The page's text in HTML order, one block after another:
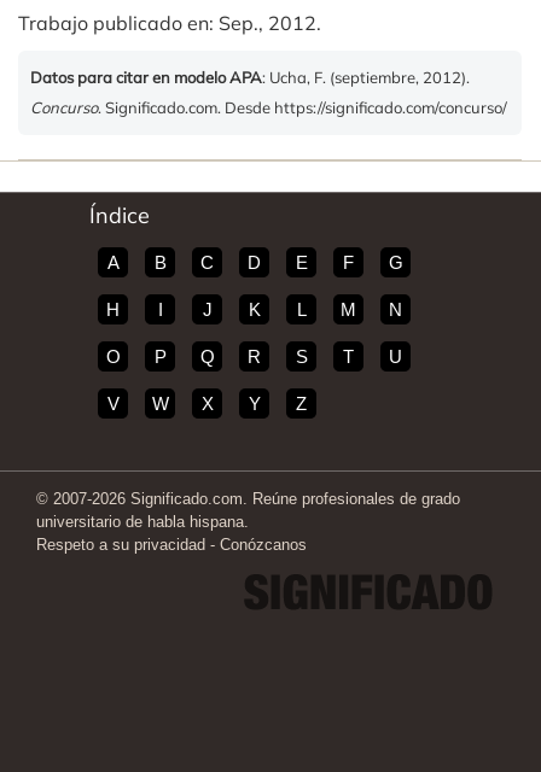
Trabajo publicado en: Sep., 2012.
Datos para citar en modelo APA: Ucha, F. (septiembre, 2012).
Concurso. Significado.com. Desde https://significado.com/concurso/
Índice
A B C D E F G
H I J K L M N
O P Q R S T U
V W X Y Z
© 2007-2026 Significado.com. Reúne profesionales de grado
universitario de habla hispana.
Respeto a su privacidad - Conózcanos